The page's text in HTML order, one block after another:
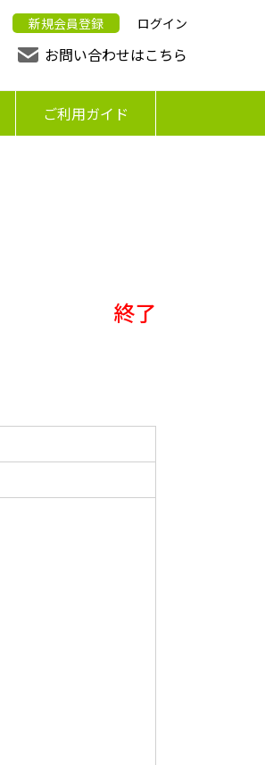
新規会員登録 ログイン
お問い合わせはこちら
ご利用ガイド
終了